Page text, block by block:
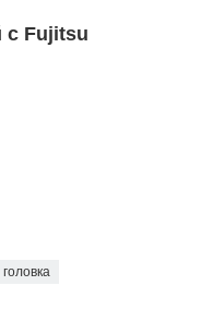
с Fujitsu